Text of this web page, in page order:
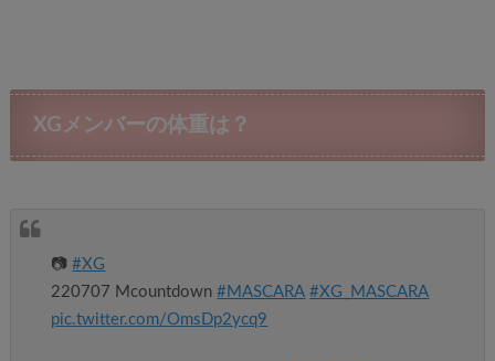
XGメンバーの体重は？
📷#XG
220707 Mcountdown#MASCARA #XG_MASCARA
pic.twitter.com/OmsDp2ycq9